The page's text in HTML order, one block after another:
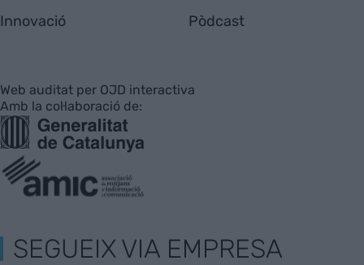
Innovació Pòdcast
Web auditat per OJD interactiva
Amb la col·laboració de:
SEGUEIX VIA EMPRESA